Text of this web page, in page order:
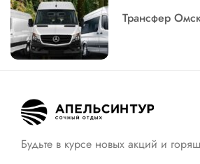
Трансфер
Будьте в курсе новых акций и